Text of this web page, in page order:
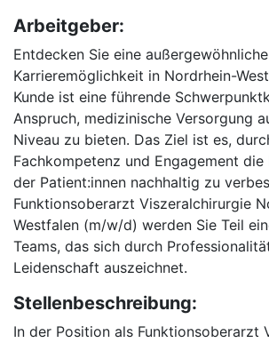
Arbeitgeber:
Entdecken Sie eine außergewöhnliche
Karrieremöglichkeit in Nordrhein-
Kunde ist eine führende
Anspruch, medizinische Versorgung
Niveau zu bieten. Das Ziel ist es,
Fachkompetenz und Engagement
der Patient:innen nachhaltig zu
Funktionsoberarzt Viszeralchirurgie
Westfalen (m/w/d) werden Sie Teil
Teams, das sich durch
Leidenschaft auszeichnet.
Stellenbeschreibung:
In der Position als Funktionsoberarzt